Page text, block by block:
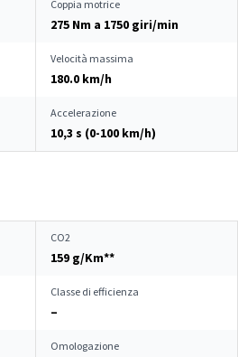
Coppia motrice
275 Nm a 1750 giri/min
Velocità massima
180.0 km/h
Accelerazione
10,3 s (0-100 km/h)
CO2
159 g/Km**
Classe di efficienza
–
Omologazione